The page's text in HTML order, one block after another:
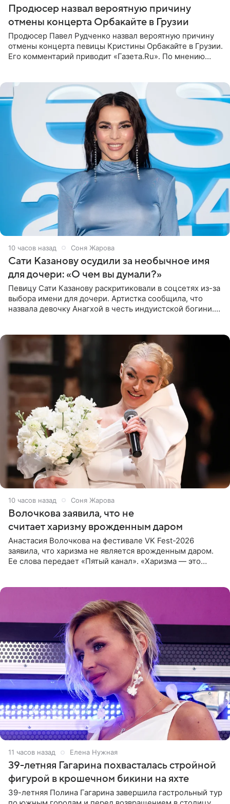
Продюсер назвал вероятную причину
отмены концерта Орбакайте в Грузии
Продюсер Павел Рудченко назвал вероятную причину
отмены концерта певицы Кристины Орбакайте в Грузии.
Его комментарий приводит «Газета.Ru». По мнению
10 часов назад Соня Жарова
Сати Казанову осудили за необычное имя
для дочери: «О чем вы думали?»
Певицу Сати Казанову раскритиковали в соцсетях из-за
выбора имени для дочери. Артистка сообщила, что
назвала девочку Анагхой в честь индуистской богини.
10 часов назад Соня Жарова
Волочкова заявила, что не
считает харизму врожденным даром
Анастасия Волочкова на фестивале VK Fest-2026
заявила, что харизма не является врожденным даром.
Ее слова передает «Пятый канал». «Харизма — это
11 часов назад Елена Нужная
39-летняя Гагарина похвасталась стройной
фигурой в крошечном бикини на яхте
39-летняя Полина Гагарина завершила гастрольный тур